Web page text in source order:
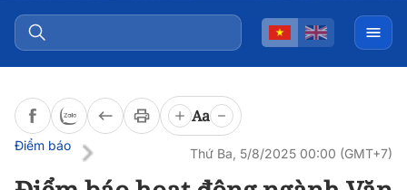
Aa
Điểm báo
Thứ Ba, 5/8/2025 00:00 (GMT+7)